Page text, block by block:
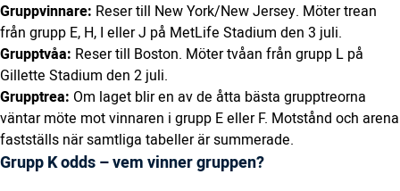
Gruppvinnare: Reser till New York/New Jersey. Möter trean
från grupp E, H, I eller J på MetLife Stadium den 3 juli.
Grupptvåa: Reser till Boston. Möter tvåan från grupp L på
Gillette Stadium den 2 juli.
Grupptrea: Om laget blir en av de åtta bästa grupptreorna
väntar möte mot vinnaren i grupp E eller F. Motstånd och arena
fastställs när samtliga tabeller är summerade.
Grupp K odds – vem vinner gruppen?